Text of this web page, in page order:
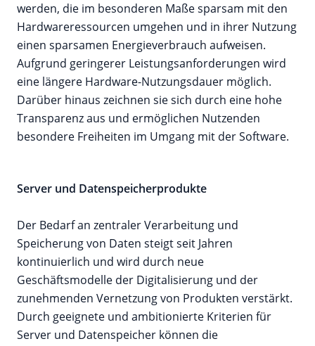
werden, die im besonderen Maße sparsam mit den
Hardwareressourcen umgehen und in ihrer Nutzung
einen sparsamen Energieverbrauch aufweisen.
Aufgrund geringerer Leistungsanforderungen wird
eine längere Hardware-Nutzungsdauer möglich.
Darüber hinaus zeichnen sie sich durch eine hohe
Transparenz aus und ermöglichen Nutzenden
besondere Freiheiten im Umgang mit der Software.
Server und Datenspeicherprodukte
Der Bedarf an zentraler Verarbeitung und
Speicherung von Daten steigt seit Jahren
kontinuierlich und wird durch neue
Geschäftsmodelle der Digitalisierung und der
zunehmenden Vernetzung von Produkten verstärkt.
Durch geeignete und ambitionierte Kriterien für
Server und Datenspeicher können die